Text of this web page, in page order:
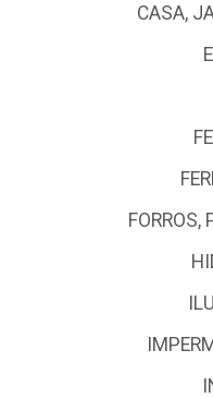
CASA,
FORROS,